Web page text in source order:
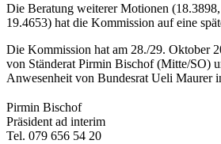
Die Beratung weiterer Motionen
19.4653) hat die Kommission auf eine
Die Kommission hat am 28./29. Oktober
von Ständerat Pirmin Bischof (Mitte/SO)
Anwesenheit von Bundesrat Ueli Maurer
​Pirmin Bischof
Präsident ad interim
Tel. 079 656 54 20